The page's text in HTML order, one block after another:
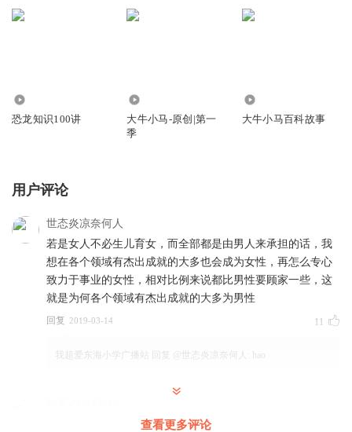
恐龙知识100讲
大牛小马-原创|第一
季
大牛小马百科故事
用户评论
世态炎凉奈何人
若是女人不必生儿育女，而全部都是由男人来承担的话，我
想在各个领域有杰出成就的大多也会成为女性，再怎么专心
致力于事业的女性，相对比例来说都比男性要顾家一些，这
就是为何各个领域有杰出成就的大多为男性
回复 2019-03-14 11
我超爱东海小学广播站 回复 @ 世态炎凉奈何人 hao
(◍•д•◍)ゝ老师好(◍•д•◍)ゝ老师好(◍•д•◍)ゝ老师好,点击l#
查看更多评论